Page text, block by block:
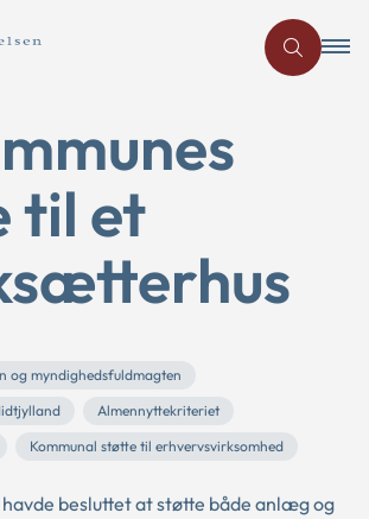
til et
og myndighedsfuldmagten
Almennyttekriteriet
Kommunal støtte til erhvervsvirksomhed
besluttet at støtte både anlæg og